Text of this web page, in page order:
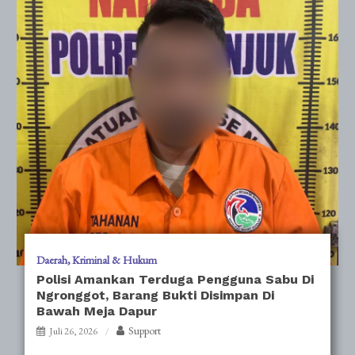
Daerah Kriminal & Hukum
Polisi Amankan Terduga Pengguna Sabu Di
Ngronggot, Barang Bukti Disimpan Di
Bawah Meja Dapur
Juli 26, 2026 Support